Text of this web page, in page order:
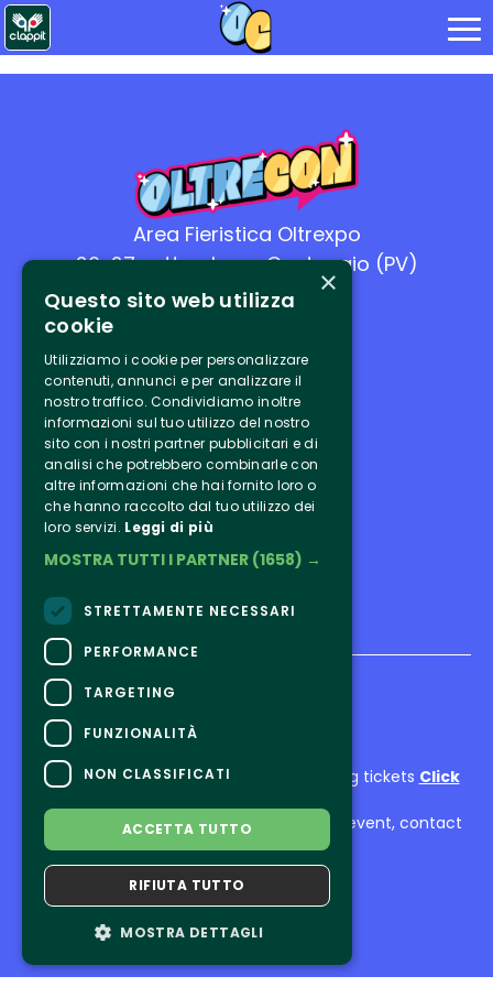
Area Fieristica Oltrexpo
26-27 settembre - Casteggio (PV)
Link utili
Tickets
Program
Ospiti
CONTACTS
For information and support in purchasing tickets Click
For information on the program and the event, contact
theorganizer.
Accessibility statement
×
Questo sito web utilizza
cookie
Utilizziamo i cookie per personalizzare
contenuti, annunci e per analizzare il
nostro traffico. Condividiamo inoltre
informazioni sul tuo utilizzo del nostro
sito con i nostri partner pubblicitari e di
analisi che potrebbero combinarle con
altre informazioni che hai fornito loro o
che hanno raccolto dal tuo utilizzo dei
loro servizi. Leggi di più
MOSTRA TUTTI I PARTNER (1658) →
STRETTAMENTE NECESSARI
PERFORMANCE
TARGETING
FUNZIONALITÀ
NON CLASSIFICATI
ACCETTA TUTTO
RIFIUTA TUTTO
MOSTRA DETTAGLI